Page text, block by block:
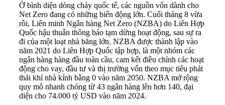
Ở bình diện dòng chảy quốc tế, các nguồn vốn dành cho
Net Zero đang có những biến động lớn. Cuối tháng 8 vừa
rồi, Liên minh Ngân hàng Net Zero (NZBA) do Liên Hợp
Quốc hậu thuẫn thông báo tạm dừng hoạt động, sau sự ra
đi của một loạt nhà băng lớn. NZBA được thành lập vào
năm 2021 do Liên Hợp Quốc tập hợp, là một nhóm các
ngân hàng hàng đầu toàn cầu, cam kết điều chỉnh các hoạt
động cho vay, đầu tư và thị trường vốn theo mục tiêu phát
thải khí nhà kính bằng 0 vào năm 2050. NZBA mở rộng
quy mô nhanh chóng từ 43 ngân hàng lên hơn 140, đại
diện cho 74.000 tỷ USD vào năm 2024.